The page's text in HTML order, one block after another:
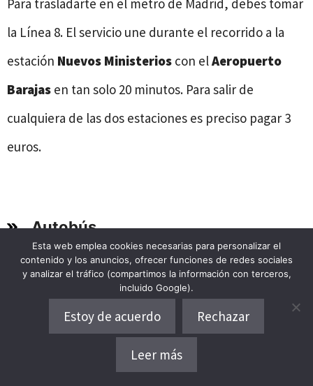
Para trasladarte en el metro de Madrid, debes tomar
la Línea 8. El servicio une durante el recorrido a la
estación Nuevos Ministerios con elAeropuerto
Barajas en tan solo 20 minutos. Para salir de
cualquiera de las dos estaciones es preciso pagar 3
euros.
Autobús
El autobús, es la manera más económica para viajar
del aeropuerto a la ciudad. Un boleto cuesta solo 1,5
euros a través de la Línea 200. Este medio de
Intercambiador de Avenida
Esta web emplea cookies necesarias para personalizar el
contenido y los anuncios, ofrecer funciones de redes sociales
y analizar el tráfico (compartimos la información con terceros,
incluido Google).
Estoy de acuerdo Rechazar
Leer más